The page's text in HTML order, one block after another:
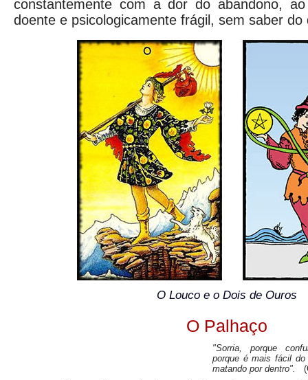
constantemente com a dor do abandono,
doente e psicologicamente frágil, sem saber do
O Louco e o Dois de Ouros
O Palhaço
"Sorria, porque
porque é mais fácil
matando por dentro".